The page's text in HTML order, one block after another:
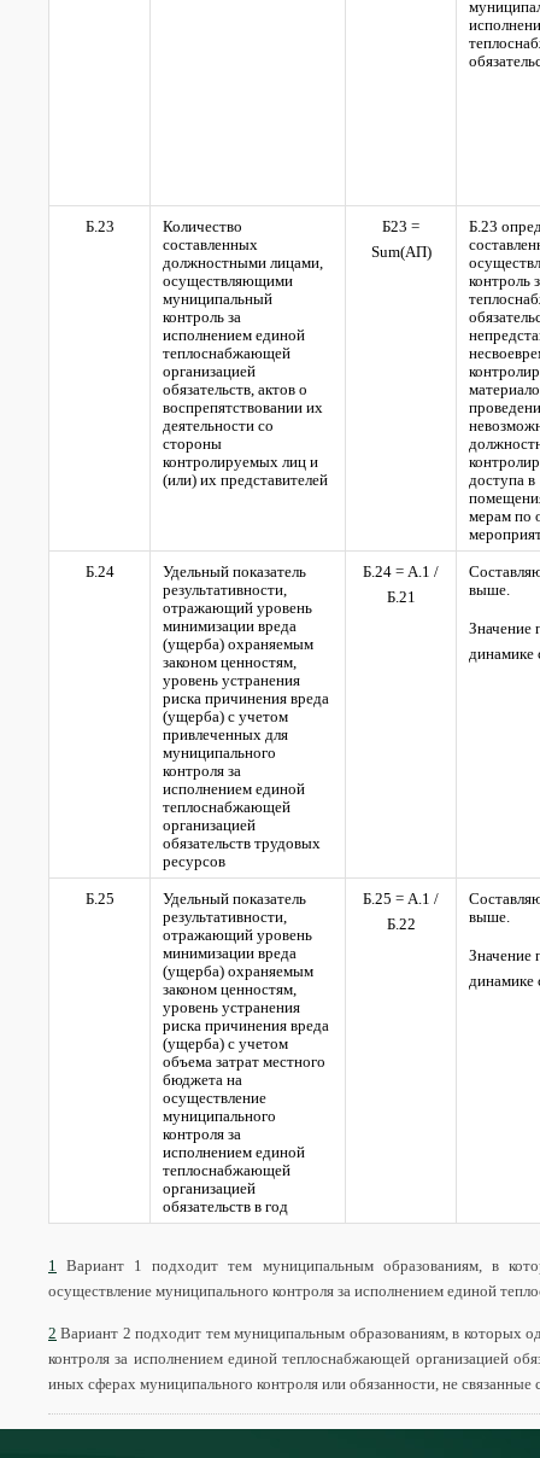
Б.23
Количество
составленных
должностными лицами,
осуществляющими
муниципальный
контроль за
исполнением единой
теплоснабжающей
организацией
обязательств, актов о
воспрепятствовании их
деятельности со
стороны
контролируемых лиц и
(или) их представителей
Б23 =
Sum(АП)
Б.23
контроль
доступа в
мерам по
Б.24
Удельный показатель
результативности,
отражающий уровень
минимизации вреда
(ущерба) охраняемым
законом ценностям,
уровень устранения
риска причинения вреда
(ущерба) с учетом
привлеченных для
муниципального
контроля за
исполнением единой
теплоснабжающей
организацией
обязательств трудовых
ресурсов
Б.24 = А.1 /
Б.21
выше.
Значение
динамике
Б.25
Удельный показатель
результативности,
отражающий уровень
минимизации вреда
(ущерба) охраняемым
законом ценностям,
уровень устранения
риска причинения вреда
(ущерба) с учетом
объема затрат местного
бюджета на
осуществление
муниципального
контроля за
исполнением единой
теплоснабжающей
организацией
обязательств в год
Б.25 = А.1 /
Б.22
выше.
Значение
динамике
1 Вариант 1 подходит тем муниципальным образованиям, в
осуществление муниципального контроля за исполнением единой
2 Вариант 2 подходит тем муниципальным образованиям, в которых
контроля за исполнением единой теплоснабжающей организацией
иных сферах муниципального контроля или обязанности, не